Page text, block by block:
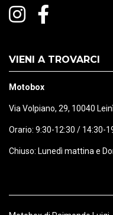
VIENI A TROVARCI
Motobox
Via Volpiano, 29, 10040
Orario: 9:30-12:30 / 14:30-
Chiuso: Lunedì mattina e